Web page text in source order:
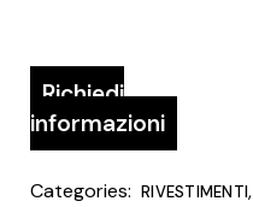
Richiedi
informazioni
Categories: RIVESTIMENTI,